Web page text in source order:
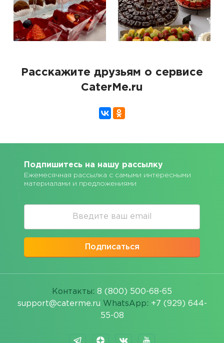
Расскажите друзьям о сервисе
CaterMe.ru
Подпишитесь на нашу рассылку
Ежемесячная рассылка с самыми интересными
материалами и предложениями
Подписаться
Контакты: 8 (800) 500-68-65
support@caterme.ru WhatsApp: +7 (929) 644-
55-08